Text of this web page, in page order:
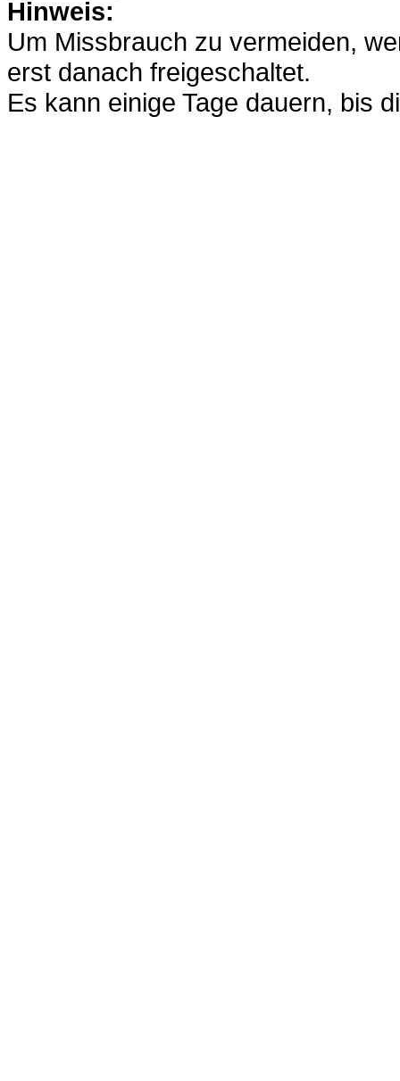
Hinweis:
Um Missbrauch zu vermeiden,
erst danach freigeschaltet.
Es kann einige Tage dauern, bis